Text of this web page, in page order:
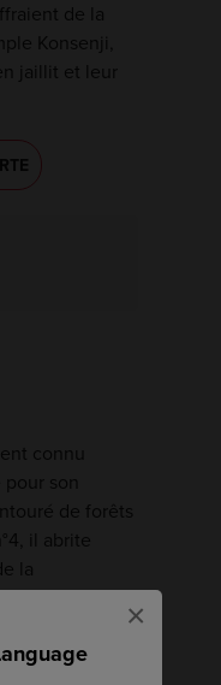
×
de la
Konsenji,
jaillit et leur
connu
son
de forêts
il abrite
la
dans le
au pavillon